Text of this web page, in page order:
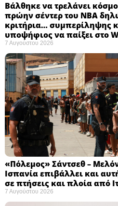
Βάλθηκε να τρελάνει
πρώην σέντερ του NBA
κριτήρια… συμπερίληψης
υποψήφιος να παίξει στο
7 Αυγούστου 2026
«Πόλεμος» Σάντσεθ –
Ισπανία επιβάλλει και
σε πτήσεις και πλοία από
7 Αυγούστου 2026